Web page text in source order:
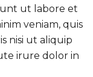
ut labore et
veniam, quis
nisi ut aliquip
irure dolor in